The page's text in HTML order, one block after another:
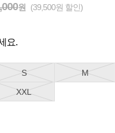
원 (39,500원 할인)
요.
S M
XXL